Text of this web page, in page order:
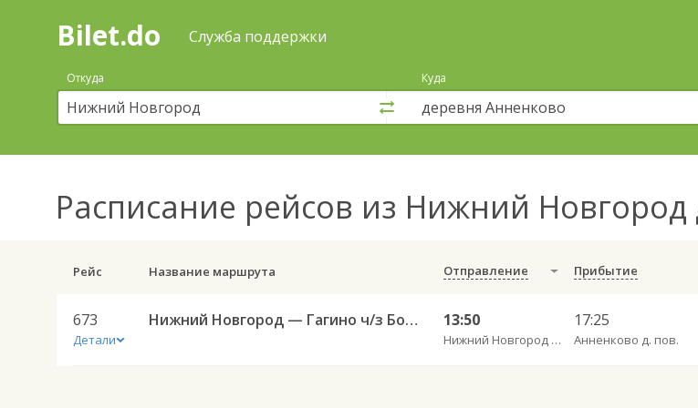
Поиск
покупка
билетов
автобус
онлайн
Bilet.do Служба поддержки
Откуда Куда
Расписание рейсов из Нижний Новгород
Рейс Название маршрута Отправление Прибытие
673
Детали
Нижний Новгород — Гагино ч/з Большую Арать 673 13:50
Нижний Новгород Щербинки
17:25
Анненково д. пов.